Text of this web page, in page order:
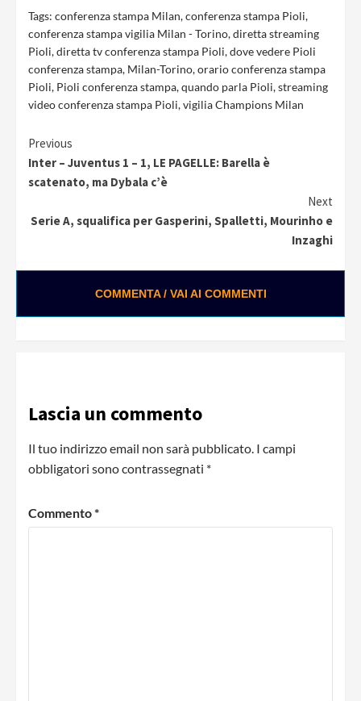
Tags: conferenza stampa Milan,conferenza stampa Pioli,
conferenza stampa vigilia Milan - Torino,diretta streaming
Pioli,diretta tv conferenza stampa Pioli,dove vedere Pioli
conferenza stampa, Milan-Torino,orario conferenza stampa
Pioli, Pioli conferenza stampa,quando parla Pioli,streaming
video conferenza stampa Pioli,vigilia Champions Milan
Continue
Reading
Previous
Inter – Juventus 1 – 1, LE PAGELLE: Barella è
scatenato, ma Dybala c’è
Next
Serie A, squalifica per Gasperini, Spalletti, Mourinho e
Inzaghi
COMMENTA / VAI AI COMMENTI
Lascia un commento
Il tuo indirizzo email non sarà pubblicato. I campi
obbligatori sono contrassegnati *
Commento*